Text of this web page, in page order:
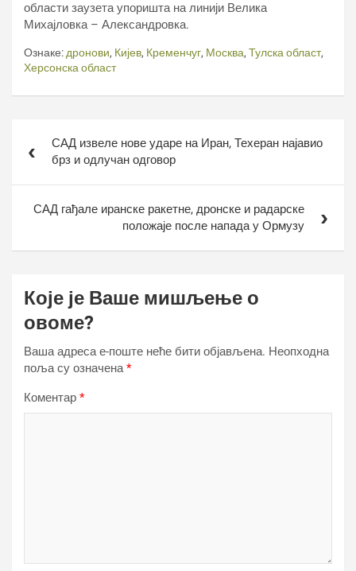
области заузета упоришта на линији Велика
Михајловка – Александровка.
Ознаке: дронови, Кијев, Кременчуг, Москва, Тулска област,
Херсонска област
чланкаСАД извеле нове ударе на Иран, Техеран најавио
брз и одлучан одговор
САД гађале иранске ракетне, дронске и радарске
положаје после напада у Ормузу
Које је Ваше мишљење о
овоме?
Ваша адреса е-поште неће бити објављена. Неопходна
поља су означена*
Коментар *